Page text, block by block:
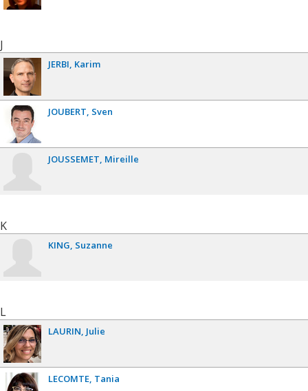
J
JERBI Karim
JOUBERT Sven
JOUSSEMET Mireille
K
KING Suzanne
L
LAURIN Julie
LECOMTE Tania